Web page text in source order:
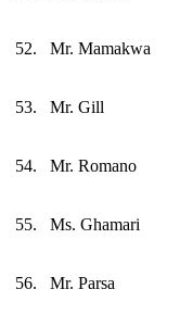
52. Mr. Mamakwa
53. Mr. Gill
54. Mr. Romano
55. Ms. Ghamari
56. Mr. Parsa